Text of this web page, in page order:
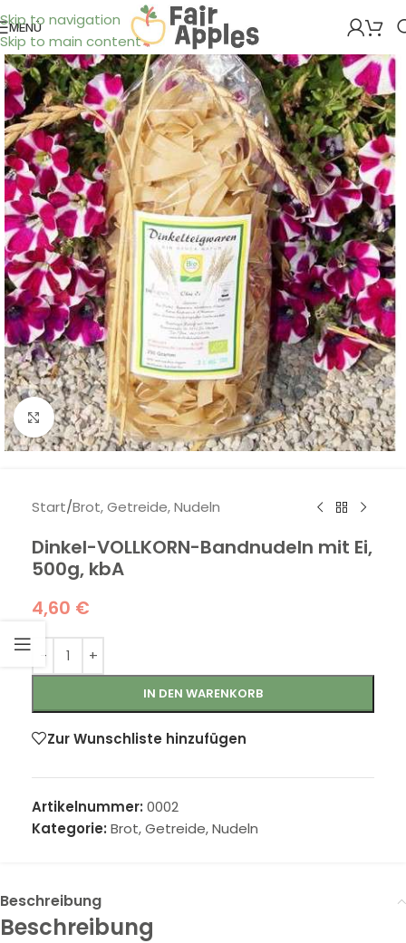
Skip to navigation
Skip to main content
MENÜ
Klick zum Vergrößern
Start/Brot, Getreide, Nudeln
Dinkel-VOLLKORN-Bandnudeln mit Ei,
500g, kbA
4,60 €
IN DEN WARENKORB
Zur Wunschliste hinzufügen
Artikelnummer: 0002
Kategorie: Brot, Getreide, Nudeln
Beschreibung
Beschreibung